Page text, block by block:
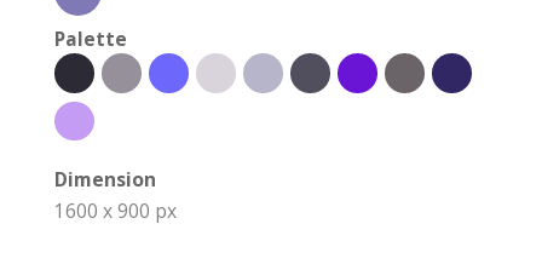
Palette
Dimension
1600 x 900 px